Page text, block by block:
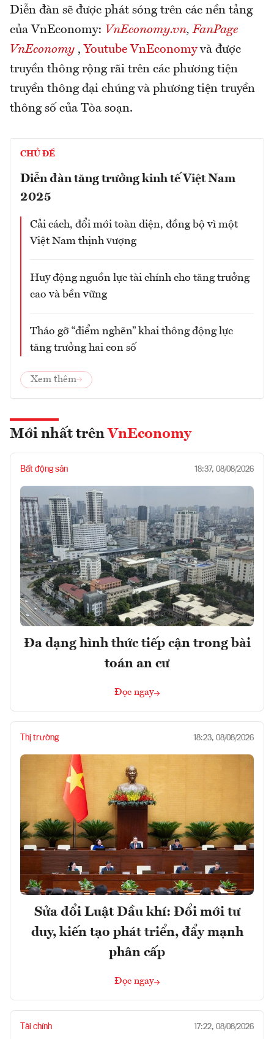
Diễn đàn sẽ được phát sóng trên các nền tảng
của VnEconomy: VnEconomy.vn,FanPage
VnEconomy , Youtube VnEconomyvà được
truyền thông rộng rãi trên các phương tiện
truyền thông đại chúng và phương tiện truyền
thông số của Tòa soạn.
CHỦ ĐỀ
Diễn đàn tăng trưởng kinh tế Việt Nam
2025
Cải cách, đổi mới toàn diện, đồng bộ vì một
Việt Nam thịnh vượng
Huy động nguồn lực tài chính cho tăng trưởng
cao và bền vững
Tháo gỡ “điểm nghẽn” khai thông động lực
tăng trưởng hai con số
Xem thêm
Mới nhất trên VnEconomy
Bất động sản 18:37, 08/08/2026
Đa dạng hình thức tiếp cận trong bài
toán an cư
Đọc ngay
Thị trường 18:23, 08/08/2026
Sửa đổi Luật Dầu khí: Đổi mới tư
duy, kiến tạo phát triển, đẩy mạnh
phân cấp
Đọc ngay
Tài chính 17:22, 08/08/2026